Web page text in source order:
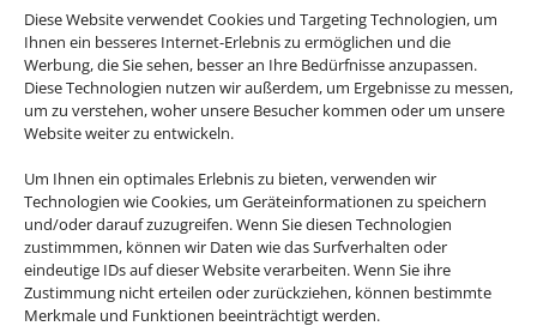
Diese Website verwendet Cookies und Targeting Technologien, um
Ihnen ein besseres Internet-Erlebnis zu ermöglichen und die
Werbung, die Sie sehen, besser an Ihre Bedürfnisse anzupassen.
Diese Technologien nutzen wir außerdem, um Ergebnisse zu messen,
um zu verstehen, woher unsere Besucher kommen oder um unsere
Website weiter zu entwickeln.
Um Ihnen ein optimales Erlebnis zu bieten, verwenden wir
Technologien wie Cookies, um Geräteinformationen zu speichern
und/oder darauf zuzugreifen. Wenn Sie diesen Technologien
zustimmmen, können wir Daten wie das Surfverhalten oder
eindeutige IDs auf dieser Website verarbeiten. Wenn Sie ihre
Zustimmung nicht erteilen oder zurückziehen, können bestimmte
Merkmale und Funktionen beeinträchtigt werden.